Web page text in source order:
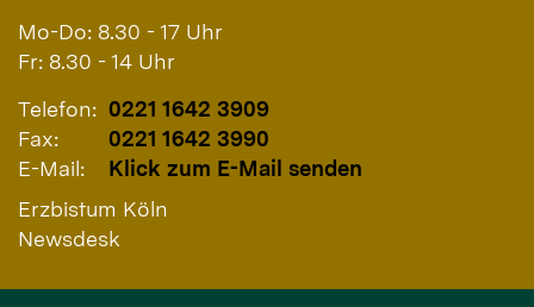
Mo-Do: 8.30 - 17 Uhr
Fr: 8.30 - 14 Uhr
Telefon: 0221 1642 3909
Fax:
0221 1642 3990
E-Mail:
Klick zum E-Mail senden
Erzbistum Köln
Newsdesk